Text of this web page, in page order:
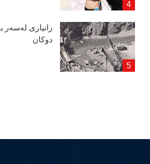
زانیاری لەسەر
دوكان